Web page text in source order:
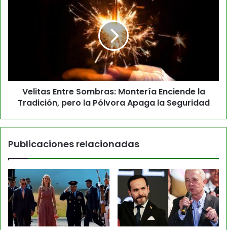
Velitas Entre Sombras: Montería Enciende la
Tradición, pero la Pólvora Apaga la Seguridad
Publicaciones relacionadas